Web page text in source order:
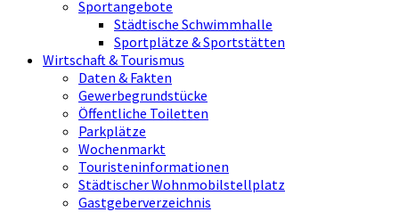
Sportangebote
Städtische Schwimmhalle
Sportplätze & Sportstätten
Wirtschaft & Tourismus
Daten & Fakten
Gewerbegrundstücke
Öffentliche Toiletten
Parkplätze
Wochenmarkt
Touristeninformationen
Städtischer Wohnmobilstellplatz
Gastgeberverzeichnis